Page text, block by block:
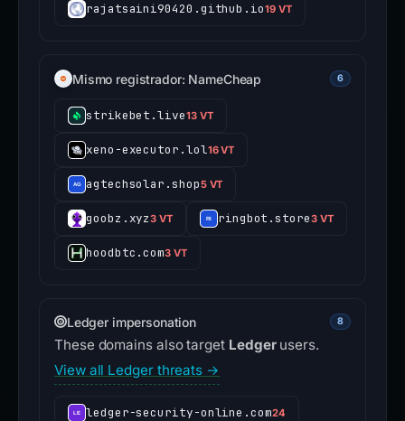
rajatsaini90420.github.io19 VT
Mismo registrador: NameCheap 6
strikebet.live13 VT
xeno-executor.lol16 VT
agtechsolar.shop5 VT
goobz.xyz3 VT ringbot.store3 VT
hoodbtc.com3 VT
Ledger impersonation 8
These domains also target Ledgerusers.
View all Ledger threats →
ledger-security-online.com24